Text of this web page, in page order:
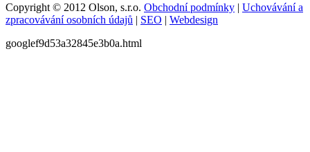
Copyright © 2012 Olson, s.r.o. Obchodní podmínky | Uchovávání a
zpracovávání osobních údajů | SEO | Webdesign
googlef9d53a32845e3b0a.html